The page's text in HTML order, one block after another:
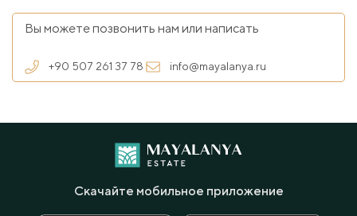
Вы можете позвонить нам или написать
+90 507 261 37 78 info@mayalanya.ru
Скачайте мобильное приложение